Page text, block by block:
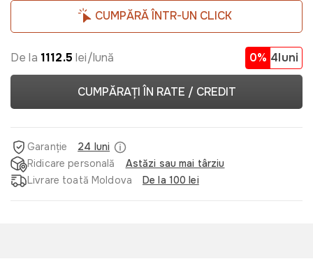
CUMPĂRĂ ÎNTR-UN CLICK
De la 1112.5 lei/lună 0% 4luni
CUMPĂRAȚI ÎN RATE / CREDIT
Garanție
24 luni
Ridicare personală
Astăzi sau mai târziu
Livrare toată Moldova
De la 100 lei